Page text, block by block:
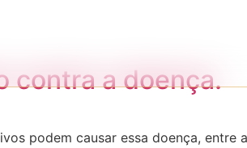
contra a doença.
podem causar essa doença, entre